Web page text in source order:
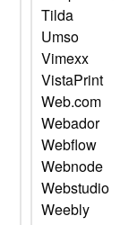
Tilda
Umso
Vimexx
VistaPrint
Web.com
Webador
Webflow
Webnode
Webstudio
Weebly